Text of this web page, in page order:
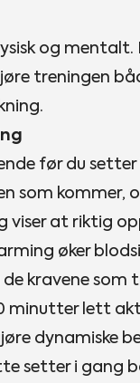
og mentalt.
treningen
før du
som kommer,
viser at riktig
øker
kravene som
minutter lett
dynamiske
setter i gang